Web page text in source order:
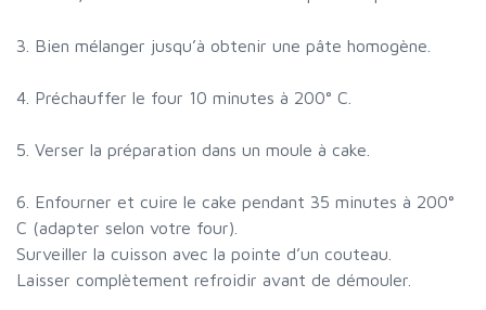
3. Bien mélanger jusqu’à obtenir une pâte homogène.
4. Préchauffer le four 10 minutes à 200° C.
5. Verser la préparation dans un moule à cake.
6. Enfourner et cuire le cake pendant 35 minutes à 200°
C (adapter selon votre four).
Surveiller la cuisson avec la pointe d’un couteau.
Laisser complètement refroidir avant de démouler.